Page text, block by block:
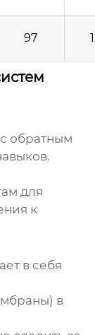
97
обратным
для
к
в себя
в